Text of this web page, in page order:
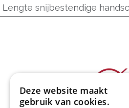
Lengte snijbestendige
Deze website maakt
gebruik van cookies.